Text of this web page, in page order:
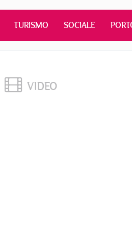
TURISMO SOCIALE
VIDEO